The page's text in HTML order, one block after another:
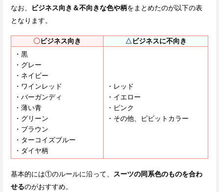
なお、 ビジネス向き＆不向きな色や柄をまとめたのが以下の表
となります。
〇ビジネス向き △ビジネスに不向き
黒
グレー
ネイビー
ワインレッド
バーガンディ
薄い青
グリーン
ブラウン
ターコイズブルー
ダイヤ柄
レッド
イエロー
ピンク
その他、ビビットカラー
基本的には①のルールに沿って、 スーツの同系色のものを合わ
せるのがおすすめ。